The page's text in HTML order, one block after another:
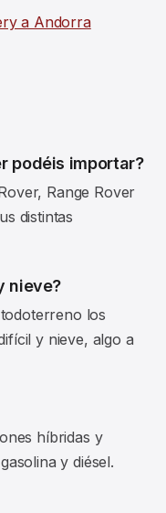
a Andorra
podéis importar?
Range Rover
distintas
nieve?
los
y nieve, algo a
híbridas y
y diésel.